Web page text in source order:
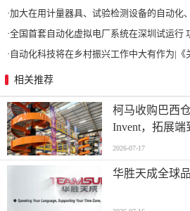
·加大在用计量器具、试验检测设备的自动化、数字化改造力度|市场监管总局 工业
·全国首套自动化虚拟电厂系统在深圳试运行 功能匹
· 自动化科技将在乡村振兴工作中大有作为|《关于做好2023年
相关推荐
柯马收购巴西
Invent，拓展
2026-07-17
华胜天成全球